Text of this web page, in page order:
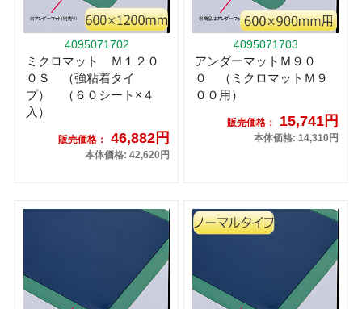
4095071702
ミクロマット Ｍ１２０
０Ｓ （強粘着タイ
プ） （６０シート×４
入）
販売価格： 46,882円
本体価格: 42,620円
4095071703
アンダーマットＭ９０
０ （ミクロマットＭ９
００用）
販売価格： 15,741円
本体価格: 14,310円